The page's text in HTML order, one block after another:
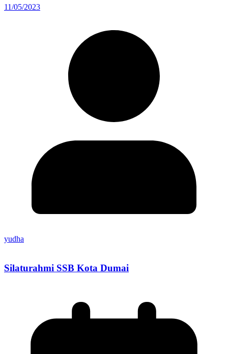
11/05/2023
yudha
Silaturahmi SSB Kota Dumai